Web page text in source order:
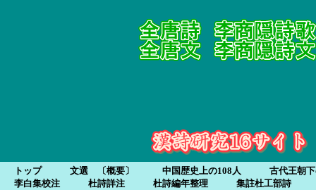
トップ 文選　〔概要〕 中国歴史上の108人
古代王朝
李白集校注
杜詩詳注 杜詩編年整理
集註杜工部詩